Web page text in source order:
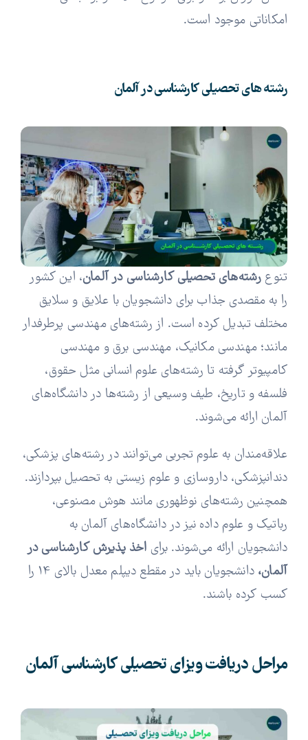
امکاناتی موجود است.
رشته های تحصیلی کارشناسی در آلمان
تنوع رشته‌های تحصیلی کارشناسی در آلمان، این کشور
را به مقصدی جذاب برای دانشجویان با علایق و سلایق
مختلف تبدیل کرده است. از رشته‌های مهندسی پرطرفدار
مانند؛ مهندسی مکانیک، مهندسی برق و مهندسی
کامپیوتر گرفته تا رشته‌های علوم انسانی مثل حقوق،
فلسفه و تاریخ، طیف وسیعی از رشته‌ها در دانشگاه‌های
آلمان ارائه می‌شوند.
علاقه‌مندان به علوم تجربی می‌توانند در رشته‌های پزشکی،
دندانپزشکی، داروسازی و علوم زیستی به تحصیل بپردازند.
همچنین رشته‌های نوظهوری مانند هوش مصنوعی،
رباتیک و علوم داده نیز در دانشگاه‌های آلمان به
دانشجویان ارائه می‌شوند. برای اخذ پذیرش کارشناسی در
آلمان،
دانشجویان باید در مقطع دیپلم معدل بالای 14 را
کسب کرده باشند.
مراحل دریافت ویزای تحصیلی کارشناسی آلمان